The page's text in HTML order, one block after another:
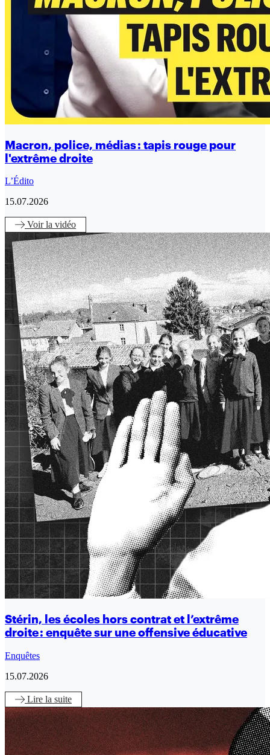
Macron, police, médias : tapis rouge pour
l'extrême droite
L’Édito
15.07.2026
Voirla vidéo
Stérin, les écoles hors contrat et l’extrême
droite : enquête sur une offensive éducative
Enquêtes
15.07.2026
Lire la suite